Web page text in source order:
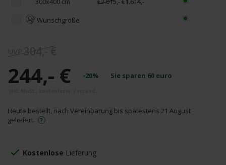
Wunschgröße
304,- €
244,- € -20% Sie sparen 60 euro
Heute bestellt, nach Vereinbarung bis spätestens 21 August
geliefert.
Kostenlose Lieferung